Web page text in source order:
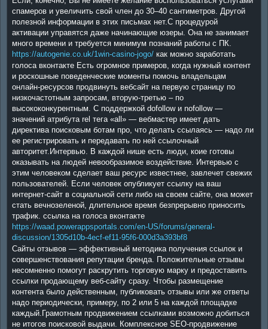
спамеров и увеличить свой член до 30–40 сантиметров. Другой
полезной информации в этих письмах нет.С процедурой
активации управятся даже начинающие юзеры. Она не занимает
много времени и требуется минимум познаний работы с ПК.
https://autogenie.co.uk/1win-casino-jogo/ как можно заработать
голоса вконтакте Есть огромное примеров, когда нужный контент
и роскошные поведенческие моменты помочь владельцам
онлайн-ресурсов продвинуть вебсайт на первую страницу по
низкочастотным запросам, вторую-третью – по
высококонкурентным. С поддержкой dofollow и nofollow —
значений атрибута rel тега «all» — вебмастер имеет дать
директива поисковым ботам про, что делать ссылаясь — надо ли
ее регистрировать и передавать по ней ссылочный
авторитет.Интервью. В каждой нише есть люди, коие готовы
оказывать на людей невообразимое воздействие. Интервью с
этим человеком сделает ваш ресурс известнее, завлечет свежих
пользователей. Если человек опубликует ссылку на ваш
интернет-сайт в социальной сети либо на своем сайте, она может
стать вечнозеленой, длительное время безпрерывно приносить
трафик. ссылка на голоса вконтакте
https://waad.powerappsportals.com/en-US/forums/general-
discussion/1305d10b-4ecf-ef11-95f6-000d3a393bf8
Сайты отзывов — эффективный методика получения ссылок и
совершенствования репутации бренда. Положительные отзывы
несомненно помогут раскрутить торговую марку и предоставить
ссылки продающему веб-сайту сразу. Чтобы размещение
контента было действенным, публиковать отзывы или же ответы
надо периодически, примеру, по 2 или 5 на каждой площадке
каждый.Грамотным продвижением ссылками возможно добиться
не итогов поисковой выдачи. Комплексное SEO-продвижение